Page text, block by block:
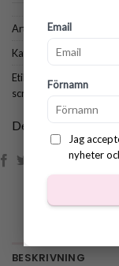
Email
Förnamn
Jag
nyheter
Artikelnr:7026
Kategori:
Trycksaker
Etiketter:eitketter
scrubbie etikett,virkad
Dela:
BESKRIVNING